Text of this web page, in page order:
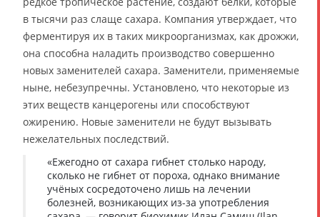
в тысячи раз слаще сахара. Компания утверждает, что
ферментируя их в таких микроорганизмах, как дрожжи,
она способна наладить производство совершенно
новых заменителей сахара. Заменители, применяемые
ныне, небезупречны. Установлено, что некоторые из
этих веществ канцерогены или способствуют
ожирению. Новые заменители не будут вызывать
нежелательных последствий.
«Ежегодно от сахара гибнет столько народу,
сколько не гибнет от пороха, однако внимание
учёных сосредоточено лишь на лечении
болезней, возникающих из-за употребления